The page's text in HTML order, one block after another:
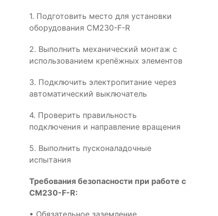
1. Подготовить место для установки
оборудования CM230-F-R
2. Выполнить механический монтаж с
использованием крепёжных элементов
3. Подключить электропитание через
автоматический выключатель
4. Проверить правильность
подключения и направление вращения
5. Выполнить пусконаладочные
испытания
Требования безопасности при работе с
CM230-F-R:
• Обязательное заземление